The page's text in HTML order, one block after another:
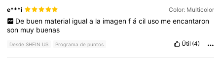
e***i Color: Multicolor
De buen material igual a la imagen f á cil uso me encantaron
son muy buenas
Desde SHEIN US Programa de puntos Útil (4)